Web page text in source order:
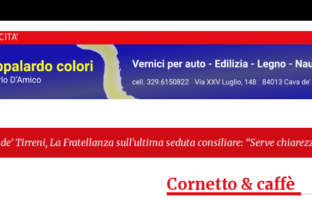
sull'ultima seduta consiliare: “Serve chiarezza!”" -"Il trono
di cemento"
Cornetto & caffè